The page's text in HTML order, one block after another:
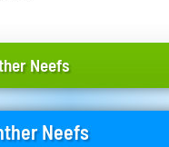
Neefs
Neefs